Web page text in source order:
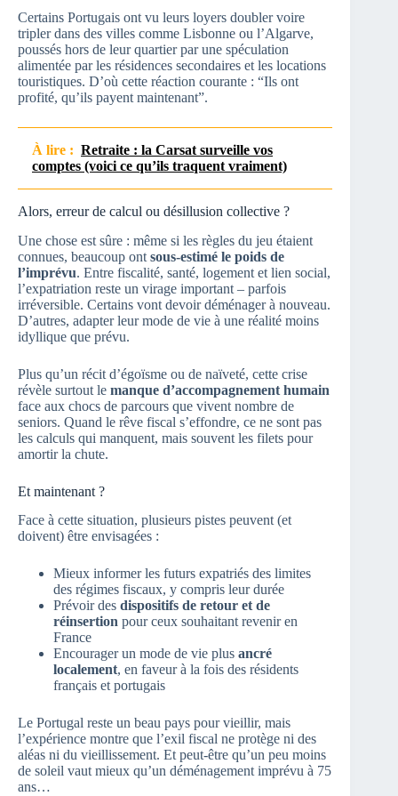
Certains Portugais ont vu leurs loyers doubler voire
tripler dans des villes comme Lisbonne ou l’Algarve,
poussés hors de leur quartier par une spéculation
alimentée par les résidences secondaires et les locations
touristiques. D’où cette réaction courante : “Ils ont
profité, qu’ils payent maintenant”.
À lire : Retraite : la Carsat surveille vos
comptes (voici ce qu’ils traquent vraiment)
Alors, erreur de calcul ou désillusion collective ?
Une chose est sûre : même si les règles du jeu étaient
connues, beaucoup ont sous-estimé le poids de
l’imprévu. Entre fiscalité, santé, logement et lien social,
l’expatriation reste un virage important – parfois
irréversible. Certains vont devoir déménager à nouveau.
D’autres, adapter leur mode de vie à une réalité moins
idyllique que prévu.
Plus qu’un récit d’égoïsme ou de naïveté, cette crise
révèle surtout le manque d’accompagnement humain
face aux chocs de parcours que vivent nombre de
seniors. Quand le rêve fiscal s’effondre, ce ne sont pas
les calculs qui manquent, mais souvent les filets pour
amortir la chute.
Et maintenant ?
Face à cette situation, plusieurs pistes peuvent (et
doivent) être envisagées :
Mieux informer les futurs expatriés des limites
des régimes fiscaux, y compris leur durée
Prévoir des dispositifs de retour et de
réinsertion pour ceux souhaitant revenir en
France
Encourager un mode de vie plus ancré
localement, en faveur à la fois des résidents
français et portugais
Le Portugal reste un beau pays pour vieillir, mais
l’expérience montre que l’exil fiscal ne protège ni des
aléas ni du vieillissement. Et peut-être qu’un peu moins
de soleil vaut mieux qu’un déménagement imprévu à 75
ans…